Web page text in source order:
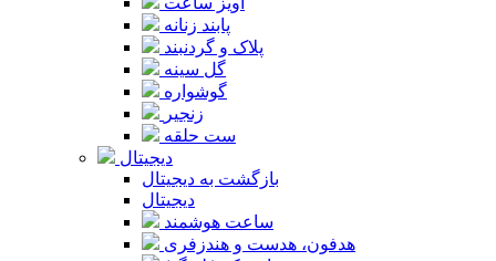
پابند زنانه
پلاک و گردنبند
گل سینه
گوشواره
زنجیر
ست حلقه
دیجیتال
بازگشت به دیجیتال
دیجیتال
ساعت هوشمند
هدفون، هدست و هندزفری